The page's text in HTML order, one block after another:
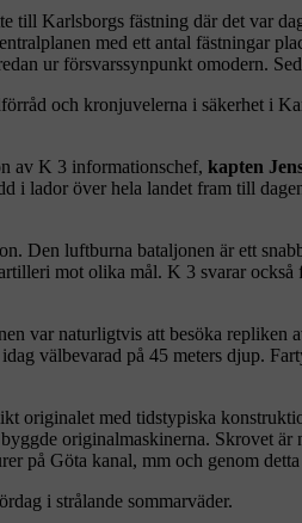
Karlsborgs fästning där det var
med ett antal fästningar
ur försvarssynpunkt omodern.
och kronjuvelerna i säkerhet i
av K 3 informationschef, kapten
lador över hela landet fram till
Den luftburna bataljonen är ett
mot olika mål. K 3 svarar
var naturligtvis att besöka repliken
välbevarad på 45 meters djup.
med tidstypiska
originalmaskinerna. Skrovet
på Göta kanal, mm och genom
i strålande sommarväder.